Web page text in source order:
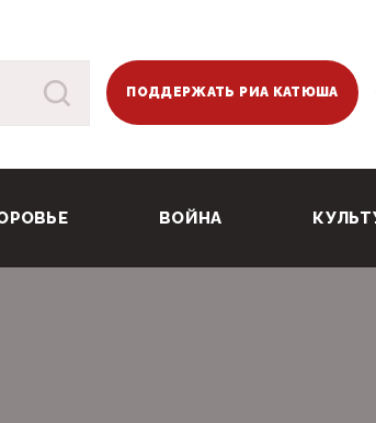
ПОДДЕРЖАТЬ РИА КАТЮША
ВОЙНА